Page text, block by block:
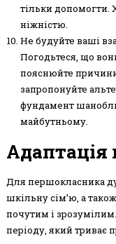
тільки допомогти.
ніжністю.
Не будуйте ваші
Погодьтеся, що
пояснюйте
запропонуйте
фундамент
майбутньому.
Адаптація
Для першокласника
шкільну сім’ю, а
почутим і
періоду, який триває